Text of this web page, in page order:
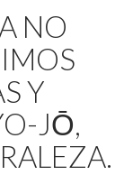
NO
Y
JŌ,